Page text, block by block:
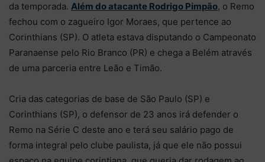
da temporada. Além do atacante Rodrigo Pimpão, o Remo
fechou com o zagueiro Igor Moraes, que pertence ao
Corinthians (SP). O atleta estava disputando o Campeonato
Paranaense pelo Rio Branco (PR) e chega a Belém através
de uma parceria entre Leão e Timão.
Cria das categorias de base de São Paulo (SP) e
Corinthians (SP), o defensor de 23 anos irá defender o
Remo na Série C deste ano e terá seu salário pago de
forma integral pelo clube paulista, já que ele não possui